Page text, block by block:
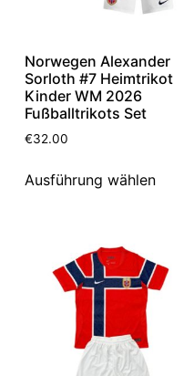
Norwegen Alexander
Sorloth #7 Heimtrikot
Kinder WM 2026
Fußballtrikots Set
€32.00
Ausführung wählen